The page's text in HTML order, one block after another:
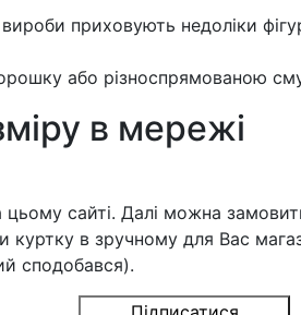
приховують недоліки
або різноспрямованою
в мережі
сайті. Далі можна
куртку в зручному для Вас
сподобався).